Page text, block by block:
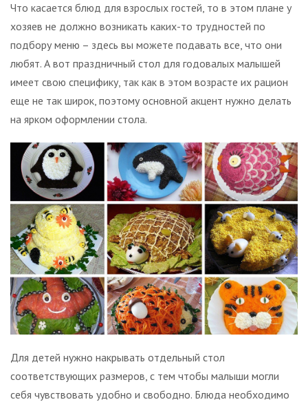
Что касается блюд для взрослых гостей, то в этом плане у
хозяев не должно возникать каких-то трудностей по
подбору меню – здесь вы можете подавать все, что они
любят. А вот праздничный стол для годовалых малышей
имеет свою специфику, так как в этом возрасте их рацион
еще не так широк, поэтому основной акцент нужно делать
на ярком оформлении стола.
Для детей нужно накрывать отдельный стол
соответствующих размеров, с тем чтобы малыши могли
себя чувствовать удобно и свободно. Блюда необходимо